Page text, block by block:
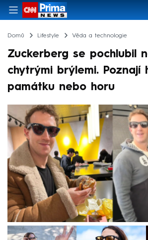
Domů Lifestyle Věda a technologie
Zuckerberg se pochlubil
chytrými brýlemi. Poznají
památku nebo horu